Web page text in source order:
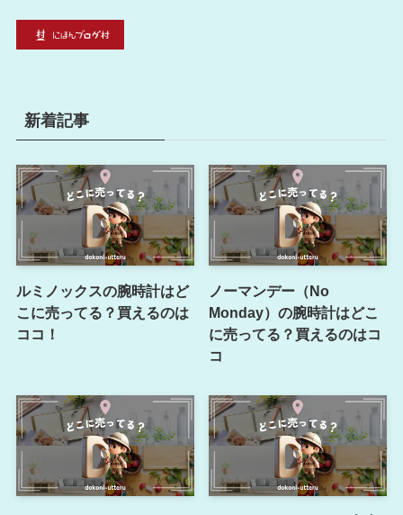
新着記事
ルミノックスの腕時計はど
こに売ってる？買えるのは
ココ！
ノーマンデー（No
Monday）の腕時計はどこ
に売ってる？買えるのはコ
コ